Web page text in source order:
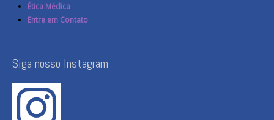
Ética Médica
Entre em Contato
Siga nosso Instagram